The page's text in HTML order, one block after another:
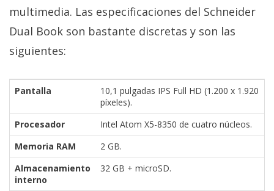
multimedia. Las especificaciones del Schneider
Dual Book son bastante discretas y son las
siguientes:
Pantalla
10,1 pulgadas IPS Full HD (1.200 x 1.920
píxeles).
Procesador
Intel Atom X5-8350 de cuatro núcleos.
Memoria RAM
2 GB.
Almacenamiento
interno
32 GB + microSD.